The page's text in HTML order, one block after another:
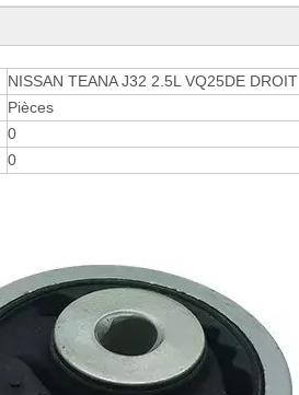
NISSAN TEANA J32 2.5L VQ25DE DROIT
Pièces
0
0